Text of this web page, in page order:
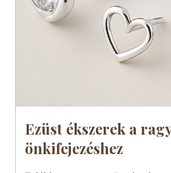
Ezüst ékszerek a
önkifejezéshez